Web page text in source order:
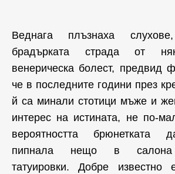
Веднага плъзнаха
брадърката страда от
венерическа болест, предвид
че в последните години през
й са минали стотици мъже и
интерес на истината, не по-
вероятността брюнетката
пипнала нещо в
татуировки. Добре известно